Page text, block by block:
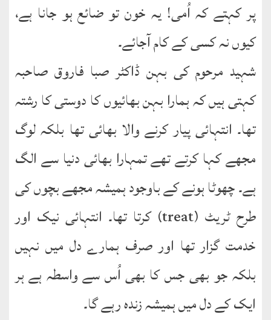
پر کہتے کہ اُمی! یہ خون تو ضائع ہو جانا ہے،
کیوں نہ کسی کے کام آجائے۔
شہید مرحوم کی بہن ڈاکٹر صبا فاروق صاحبہ
کہتی ہیں کہ ہمارا بہن بھائیوں کا دوستی کا رشتہ
تھا۔ انتہائی پیار کرنے والا بھائی تھا بلکہ لوگ
مجھے کہا کرتے تھے تمہارا بھائی دنیا سے الگ
ہے۔ چھوٹا ہونے کے باوجود ہمیشہ مجھے بچوں کی
طرح ٹریٹ (treat) کرتا تھا۔ انتہائی نیک اور
خدمت گزار تھا اور صرف ہمارے دل میں نہیں
بلکہ جو بھی جس کا بھی اُس سے واسطہ ہے ہر
ایک کے دل میں ہمیشہ زندہ رہے گا۔